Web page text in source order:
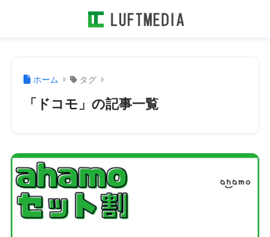
ホーム タグ
「ドコモ」の記事一覧